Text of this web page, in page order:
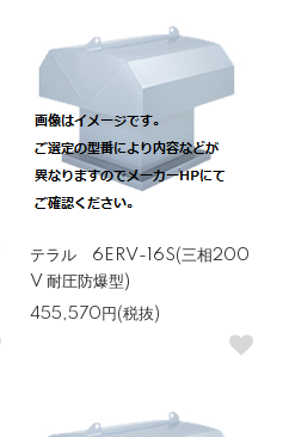
テラル 6ERV-16S(三相200
V 耐圧防爆型)
455,570円(税抜)